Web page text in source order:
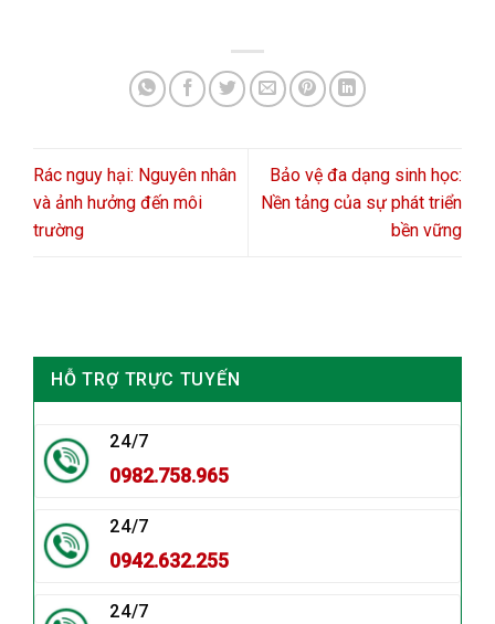
HỖ TRỢ TRỰC TUYẾN
24/7
0982.758.965
24/7
0942.632.255
24/7
Rác nguy hại: Nguyên nhân
và ảnh hưởng đến môi
trường
Bảo vệ đa dạng sinh học:
Nền tảng của sự phát triển
bền vững